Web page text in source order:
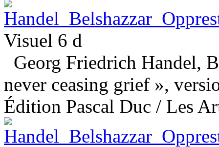
Visuel 6 d
Georg Friedrich Handel,
never ceasing grief »,
Édition Pascal Duc / Les